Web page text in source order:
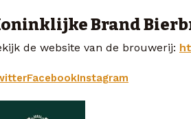
Brand
de website van de brouwerij:
FacebookInstagram